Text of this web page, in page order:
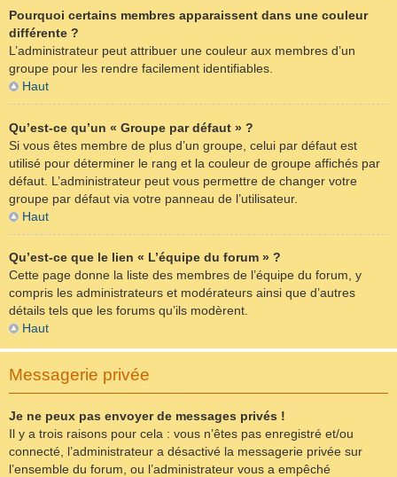
Pourquoi certains membres apparaissent dans une couleur
différente ?
L’administrateur peut attribuer une couleur aux membres d’un
groupe pour les rendre facilement identifiables.
Haut
Qu’est-ce qu’un « Groupe par défaut » ?
Si vous êtes membre de plus d’un groupe, celui par défaut est
utilisé pour déterminer le rang et la couleur de groupe affichés par
défaut. L’administrateur peut vous permettre de changer votre
groupe par défaut via votre panneau de l’utilisateur.
Haut
Qu’est-ce que le lien « L’équipe du forum » ?
Cette page donne la liste des membres de l’équipe du forum, y
compris les administrateurs et modérateurs ainsi que d’autres
détails tels que les forums qu’ils modèrent.
Haut
Messagerie privée
Je ne peux pas envoyer de messages privés !
Il y a trois raisons pour cela : vous n’êtes pas enregistré et/ou
connecté, l’administrateur a désactivé la messagerie privée sur
l’ensemble du forum, ou l’administrateur vous a empêché